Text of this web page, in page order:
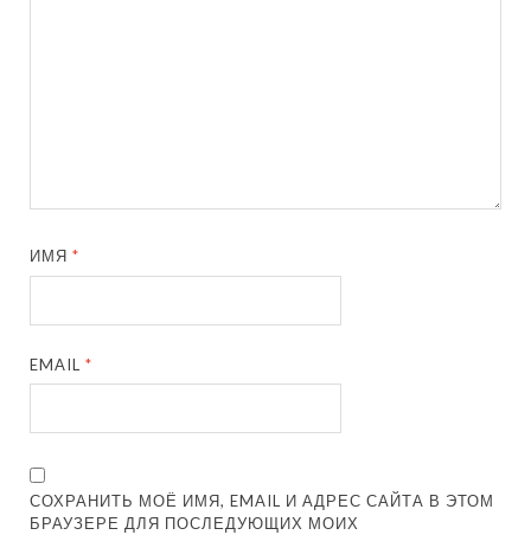
ИМЯ*
EMAIL*
СОХРАНИТЬ МОЁ ИМЯ, EMAIL И АДРЕС САЙТА В ЭТОМ
БРАУЗЕРЕ ДЛЯ ПОСЛЕДУЮЩИХ МОИХ